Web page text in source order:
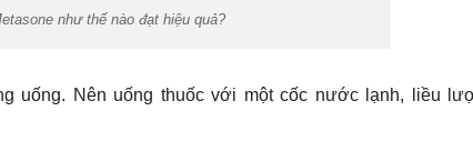
như thế nào đạt hiệu quả?
uống. Nên uống thuốc với một cốc nước lạnh, liều